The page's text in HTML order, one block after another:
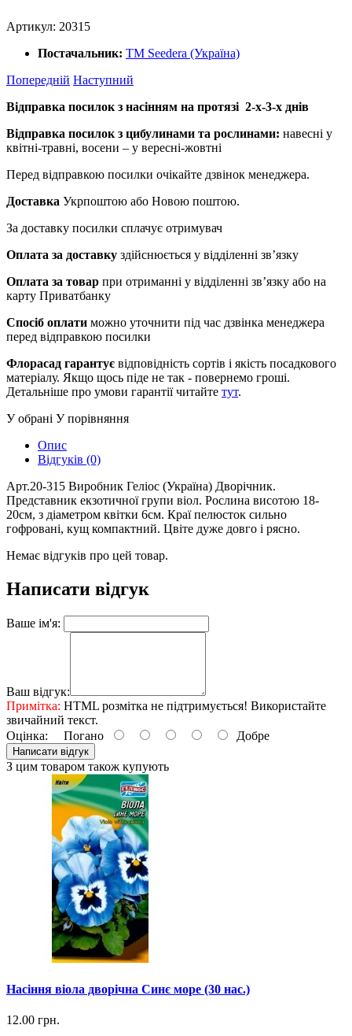
Артикул: 20315
Постачальник: ТМ Seedera (Україна)
Попередній Наступний
Відправка посилок з насінням на протязі 2-х-3-х днів
Відправка посилок з цибулинами та рослинами: навесні у
квітні-травні, восени – у вересні-жовтні
Перед відправкою посилки очікайте дзвінок менеджера.
Доставка Укрпоштою або Новою поштою.
За доставку посилки сплачує отримувач
Оплата за доставку здійснюється у відділенні зв’язку
Оплата за товар при отриманні у відділенні зв’язку або на
карту Приватбанку
Спосіб оплати можно уточнити під час дзвінка менеджера
перед відправкою посилки
Флорасад гарантує відповідність сортів і якість посадкового
матеріалу. Якщо щось піде не так - повернемо гроші.
Детальніше про умови гарантії читайте тут.
У обрані У порівняння
Опис
Відгуків (0)
Арт.20-315 Виробник Геліос (Україна) Дворічник.
Представник екзотичної групи віол. Рослина висотою 18-
20см, з діаметром квітки 6см. Краї пелюсток сильно
гофровані, кущ компактний. Цвіте дуже довго і рясно.
Немає відгуків про цей товар.
Написати відгук
Ваше ім'я:
Ваш відгук:
Примітка: HTML розмітка не підтримується! Використайте
звичайний текст.
Оцінка: Погано Добре
Написати відгук
З цим товаром також купують
Насіння віола дворічна Синє море (30 нас.)
12.00 грн.